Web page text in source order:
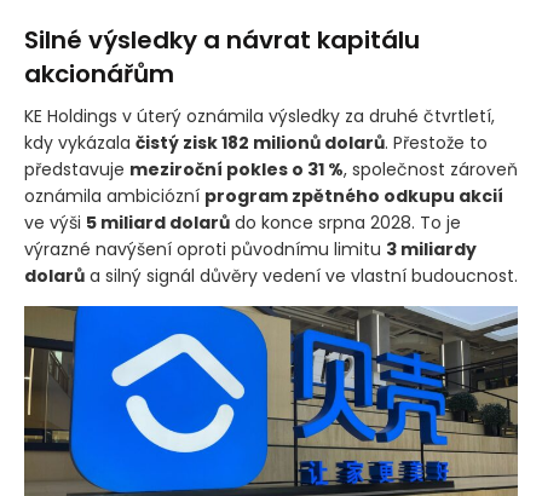
Silné výsledky a návrat kapitálu
akcionářům
KE Holdings v úterý oznámila výsledky za druhé čtvrtletí,
kdy vykázala čistý zisk 182 milionů dolarů. Přestože to
představuje meziroční pokles o 31 %, společnost zároveň
oznámila ambiciózní program zpětného odkupu akcií
ve výši 5 miliard dolarů do konce srpna 2028. To je
výrazné navýšení oproti původnímu limitu 3 miliardy
dolarů a silný signál důvěry vedení ve vlastní budoucnost.